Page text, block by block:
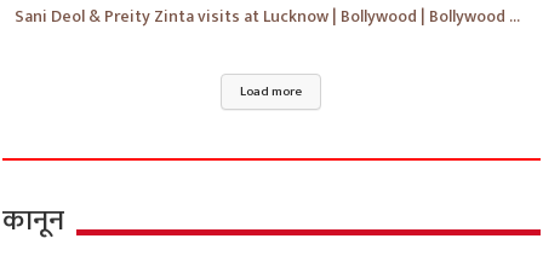
Sani Deol & Preity Zinta visits at Lucknow | Bollywood | Bollywood News | #bollywood #shorts #yt
Load more
कानून